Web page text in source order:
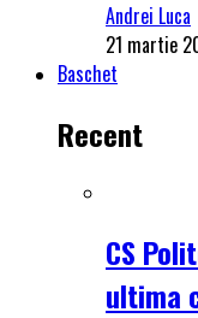
Andrei Luca
21 martie
Baschet
Recent
CS
ultima